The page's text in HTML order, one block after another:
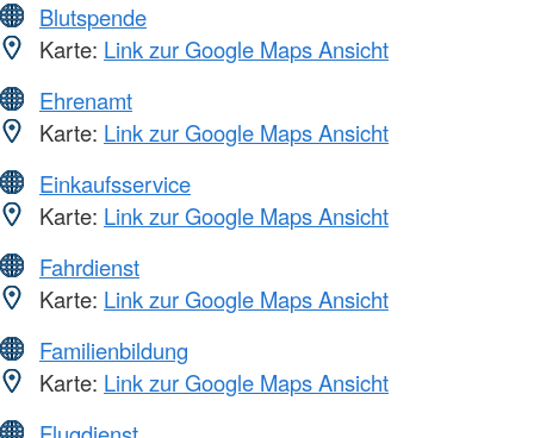
Blutspende
Karte: Link zur Google Maps Ansicht
Ehrenamt
Karte: Link zur Google Maps Ansicht
Einkaufsservice
Karte: Link zur Google Maps Ansicht
Fahrdienst
Karte: Link zur Google Maps Ansicht
Familienbildung
Karte: Link zur Google Maps Ansicht